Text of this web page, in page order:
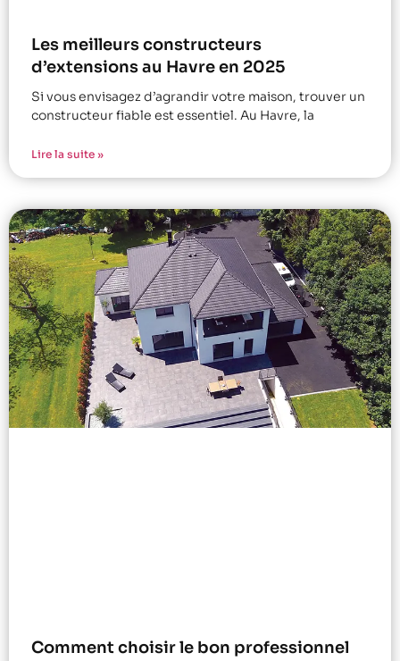
Les meilleurs constructeurs
d’extensions au Havre en 2025
Si vous envisagez d’agrandir votre maison, trouver un
constructeur fiable est essentiel. Au Havre, la
Lire la suite »
Comment choisir le bon professionnel